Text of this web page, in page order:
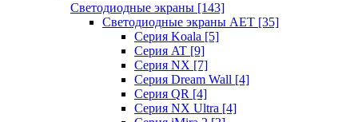
Светодиодные экраны [143]
Светодиодные экраны AET [35]
Cерия Koala [5]
Серия AT [9]
Серия NX [7]
Серия Dream Wall [4]
Серия QR [4]
Серия NX Ultra [4]